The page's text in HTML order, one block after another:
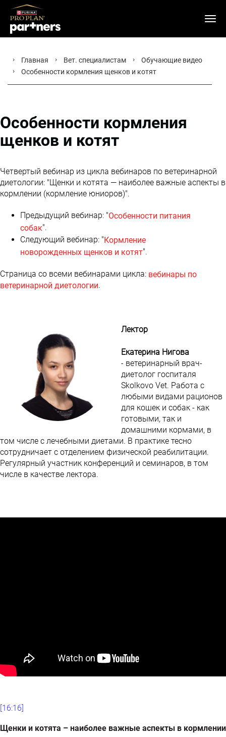
Главная Вет. специалистам
Обучающие видео
Особенности кормления щенков и котят
Особенности кормления
щенков и котят
Четвертый вебинар из цикла вебинаров по ветеринарной
диетологии: "Щенки и котята — наиболее важные аспекты в
кормлении (кормление юниоров)".
Предыдущий вебинар: "Особенности питания
собак".
Следующий вебинар: " Кормление
новорожденных щенков и котят".
Страница со всеми вебинарами цикла: вебинары по
ветеринарной диетологии.
Лектор
Екатерина Нигова
- ветеринарный врач-
диетолог госпиталя
Skolkovo Vet. Работа с
любыми видами рационов
для кошек и собак - как
готовыми, так и
домашними кормами, в
том числе с лечебными диетами. В практике тесно
сотрудничает с отделением физической реабилитации.
Регулярный участник конференций и семинаров, в том
числе в качестве лектора.
[16:16]
Щенки и котята – наиболее важные аспекты в кормлении